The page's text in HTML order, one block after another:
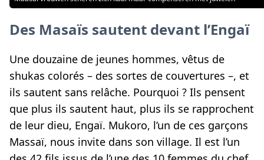
Des Masaïs sautent devant l’Engaï
Une douzaine de jeunes hommes, vêtus de
shukas colorés – des sortes de couvertures –, et
ils sautent sans relâche. Pourquoi ? Ils pensent
que plus ils sautent haut, plus ils se rapprochent
de leur dieu, Engaï. Mukoro, l’un de ces garçons
Massaï, nous invite dans son village. Il est l’un